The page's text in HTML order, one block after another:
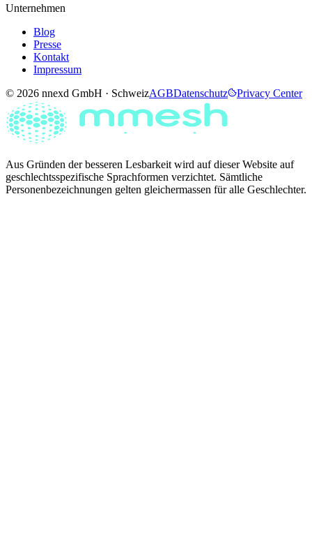
Unternehmen
Blog
Presse
Kontakt
Impressum
© 2026 nnexd GmbH · SchweizAGBDatenschutz Privacy Center
Aus Gründen der besseren Lesbarkeit wird auf dieser Website auf
geschlechtsspezifische Sprachformen verzichtet. Sämtliche
Personenbezeichnungen gelten gleichermassen für alle Geschlechter.